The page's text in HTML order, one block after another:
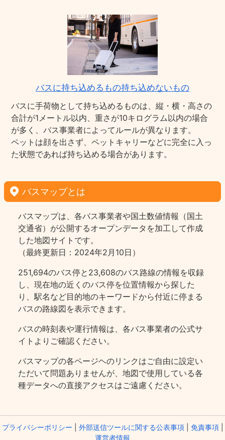
バスに持ち込めるもの持ち込めないもの
バスに手荷物として持ち込めるものは、縦・横・高さの
合計が1メートル以内、重さが10キログラム以内の場合
が多く、バス事業者によってルールが異なります。
ペットは顔を出さず、ペットキャリーなどに完全に入っ
た状態であれば持ち込める場合があります。
バスマップとは
バスマップは、各バス事業者や国土数値情報（国土
交通省）が公開するオープンデータを加工して作成
した地図サイトです。
（最終更新日：2024年2月10日）
251,694のバス停と23,608のバス路線の情報を収録
し、現在地の近くのバス停を位置情報から探した
り、駅名など目的地のキーワードから付近に停まる
バスの路線図を表示できます。
バスの時刻表や運行情報は、各バス事業者の公式サ
イトよりご確認ください。
バスマップの各ページヘのリンクはご自由に設定い
ただいて問題ありませんが、地図で使用している各
種データへの直接アクセスはご遠慮ください。
プライバシーポリシー 外部送信ツールに関する公表事項| 免責事項|
運営者情報